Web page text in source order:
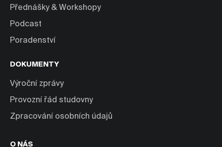
Přednášky & Workshopy
Podcast
Poradenství
DOKUMENTY
Výroční zprávy
Provozní řád studovny
Zpracování osobních údajů
O NÁS